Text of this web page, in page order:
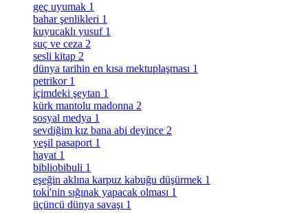
geç uyumak 1
bahar şenlikleri 1
kuyucaklı yusuf 1
suç ve ceza 2
sesli kitap 2
dünya tarihin en kısa mektuplaşması 1
petrikor 1
i̇çimdeki şeytan 1
kürk mantolu madonna 2
sosyal medya 1
sevdiğim kız bana abi deyince 2
yeşil pasaport 1
hayat 1
bibliobibuli 1
eşeğin aklına karpuz kabuğu düşürmek 1
toki̇'nin sığınak yapacak olması 1
üçüncü dünya savaşı 1